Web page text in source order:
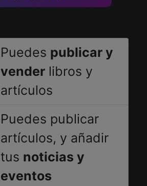
Puedes publicar y
vender libros y
artículos
Puedes publicar
artículos, y añadir
tus noticias y
eventos